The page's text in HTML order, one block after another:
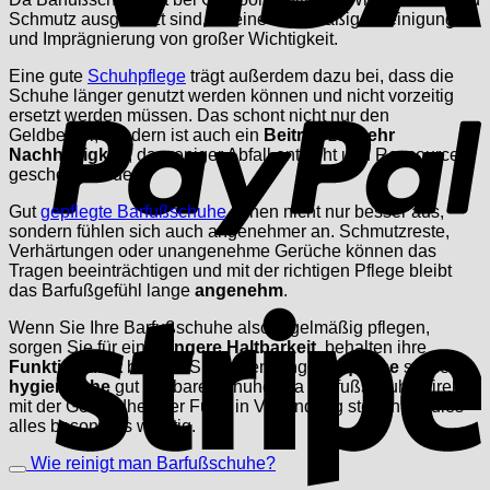
Schmutz ausgesetzt sind, ist eine regelmäßige Reinigung
und Imprägnierung von großer Wichtigkeit.
Eine gute Schuhpflege trägt außerdem dazu bei, dass die
Schuhe länger genutzt werden können und nicht vorzeitig
ersetzt werden müssen. Das schont nicht nur den
Geldbeutel, sondern ist auch ein Beitrag zu mehr
Nachhaltigkeit
, da weniger Abfall entsteht und Ressourcen
geschont werden.
Gutgepflegte Barfußschuhesehen nicht nur besser aus,
sondern fühlen sich auch angenehmer an. Schmutzreste,
Verhärtungen oder unangenehme Gerüche können das
Tragen beeinträchtigen und mit der richtigen Pflege bleibt
das Barfußgefühl lange angenehm.
Wenn Sie Ihre Barfußschuhe also regelmäßig pflegen,
sorgen Sie für eine
längere Haltbarkeit, behalten ihre
Funktionalitätbei und Sie haben lange bequeme sowie
hygienische gut tragbare Schuhe. Da Barfußschuhe direkt
mit der Gesundheit der Füße in Verbindung stehen, ist dies
alles besonders wichtig.
Wie reinigt man Barfußschuhe?